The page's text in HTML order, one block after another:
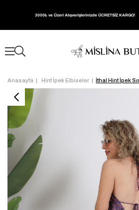
3000₺ ve Üzeri Alışverişlerinizde ÜCRETSİZ KARGO!
Anasayfa Hint İpek Elbiseler İthal Hint İpek